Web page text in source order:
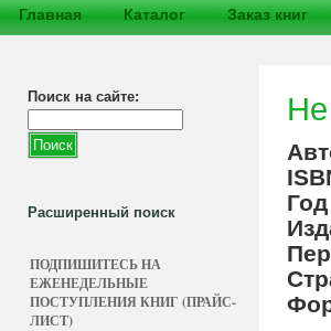
Главная Каталог Заказ книг
Поиск на сайте:
Расширенный поиск
ПОДПИШИТЕСЬ НА
ЕЖЕНЕДЕЛЬНЫЕ
ПОСТУПЛЕНИЯ КНИГ (ПРАЙС-
ЛИСТ)